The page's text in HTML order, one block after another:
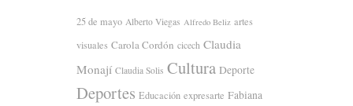
25 de mayo Alberto Viegas Alfredo Beliz artes
visuales Carola Cordón cicech Claudia
Monají Claudia Solis Cultura Deporte
Deportes Educación expresarte Fabiana